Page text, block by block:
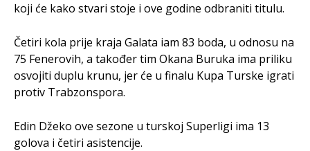
koji će kako stvari stoje i ove godine odbraniti titulu.
Četiri kola prije kraja Galata iam 83 boda, u odnosu na
75 Fenerovih, a također tim Okana Buruka ima priliku
osvojiti duplu krunu, jer će u finalu Kupa Turske igrati
protiv Trabzonspora.
Edin Džeko ove sezone u turskoj Superligi ima 13
golova i četiri asistencije.